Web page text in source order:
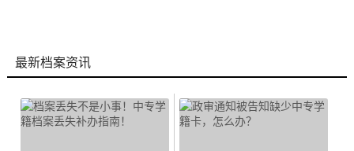
最新档案资讯